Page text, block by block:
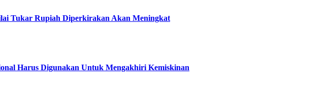
Tukar Rupiah Diperkirakan Akan Meningkat
Harus Digunakan Untuk Mengakhiri Kemiskinan